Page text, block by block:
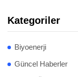
Kategoriler
Biyoenerji
Güncel Haberler